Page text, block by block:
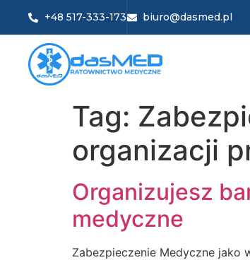
+48 517-333-173 biuro@dasmed.pl
Tag:
organizacji
Organizujesz
medyczne
Zabezpieczenie Medyczne jako